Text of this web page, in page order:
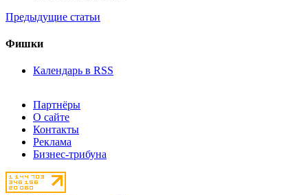
Предыдущие статьи
Фишки
Календарь в RSS
Партнёры
О сайте
Контакты
Реклама
Бизнес-трибуна